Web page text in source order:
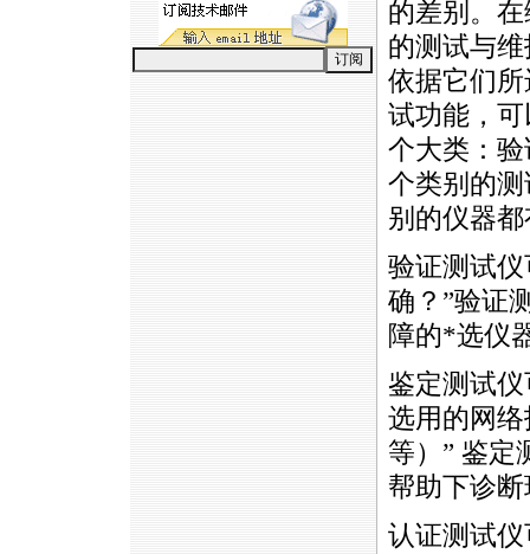
的差别。
的测试与
依据它们
试功能，
个大类：
个类别的
别的仪器
验证测试
确？”验证
障的*选仪
鉴定测试
选用的网络
等）” 鉴定
帮助下诊
认证测试